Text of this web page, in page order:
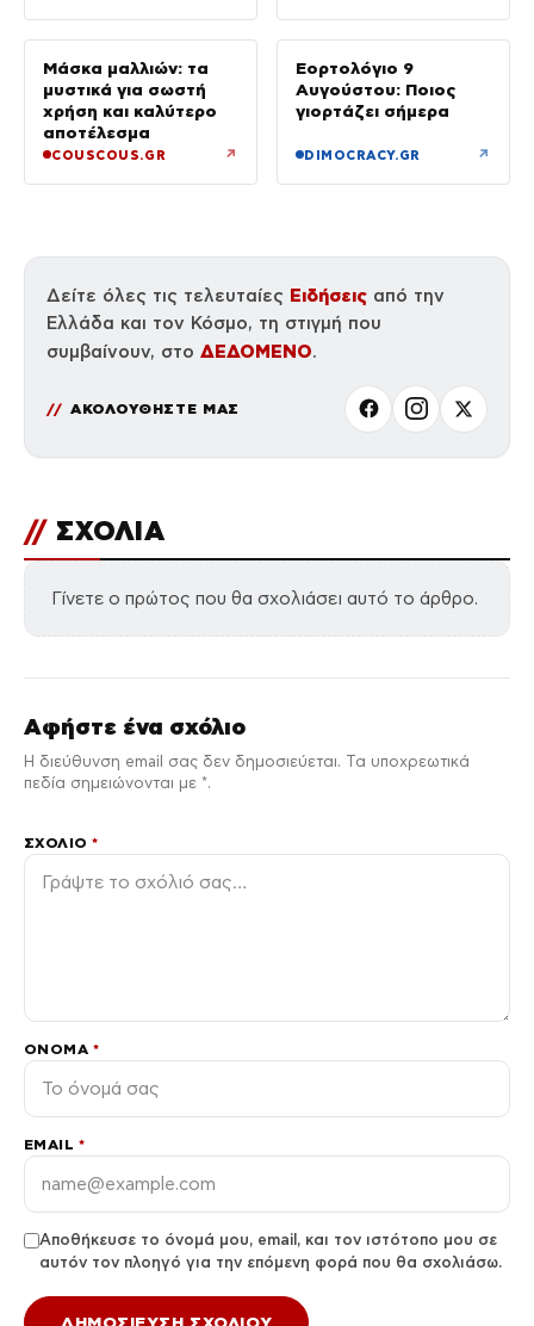
Μάσκα μαλλιών: τα
μυστικά για σωστή
χρήση και καλύτερο
αποτέλεσμα
COUSCOUS.GR ↗
Εορτολόγιο 9
Αυγούστου: Ποιος
γιορτάζει σήμερα
DIMOCRACY.GR ↗
Δείτε όλες τις τελευταίες Ειδήσεις από την
Ελλάδα και τον Κόσμο, τη στιγμή που
συμβαίνουν, στο ΔΕΔΟΜΕΝΟ.
ΑΚΟΛΟΥΘΗΣΤΕ ΜΑΣ
// ΣΧΟΛΙΑ
Γίνετε ο πρώτος που θα σχολιάσει αυτό το άρθρο.
Αφήστε ένα σχόλιο
Η διεύθυνση email σας δεν δημοσιεύεται. Τα υποχρεωτικά
πεδία σημειώνονται με *.
ΣΧΌΛΙΟ*
ΌΝΟΜΑ *
EMAIL *
Αποθήκευσε το όνομά μου, email, και τον ιστότοπο μου σε
αυτόν τον πλοηγό για την επόμενη φορά που θα σχολιάσω.